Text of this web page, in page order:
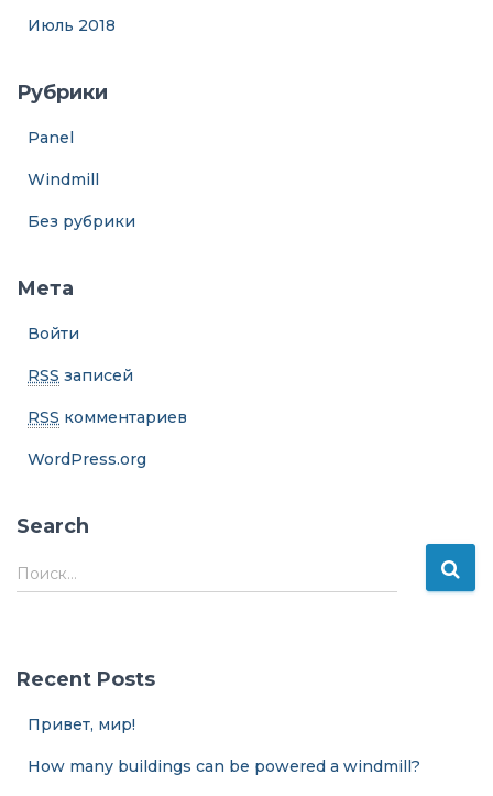
Июль 2018
Рубрики
Panel
Windmill
Без рубрики
Мета
Войти
RSS записей
RSS комментариев
WordPress.org
Search
Н
а
:
Поиск…
Recent Posts
Привет, мир!
How many buildings can be powered a windmill?